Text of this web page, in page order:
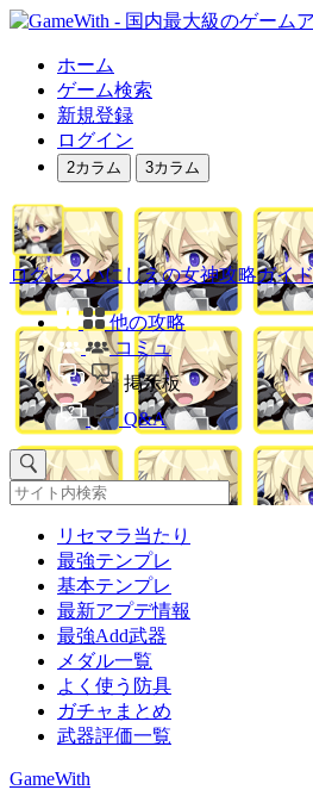
ホーム
ゲーム検索
新規登録
ログイン
2カラム 3カラム
ログレスいにしえの女神攻略ガイド
他の攻略
コミュ
掲示板
Q&A
リセマラ当たり
最強テンプレ
基本テンプレ
最新アプデ情報
最強Add武器
メダル一覧
よく使う防具
ガチャまとめ
武器評価一覧
GameWith